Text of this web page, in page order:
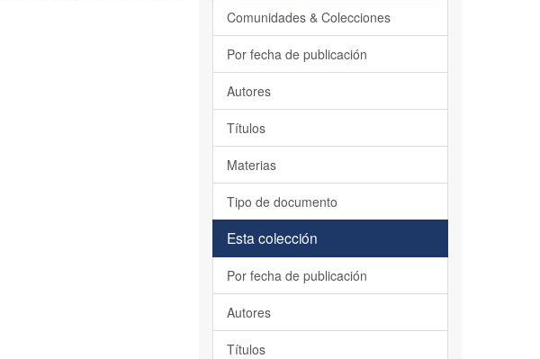
Comunidades & Colecciones
Por fecha de publicación
Autores
Títulos
Materias
Tipo de documento
Esta colección
Por fecha de publicación
Autores
Títulos